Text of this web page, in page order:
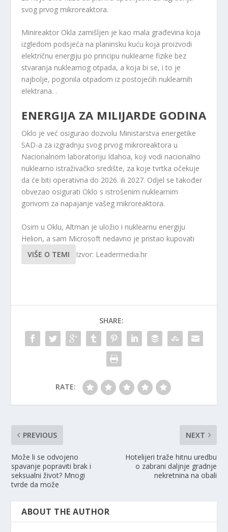
svog prvog mikroreaktora.
Minireaktor Okla zamišljen je kao mala građevina koja
izgledom podsjeća na planinsku kuću koja proizvodi
električnu energiju po principu nuklearne fizike bez
stvaranja nuklearnog otpada, a koja bi se, i to je
najbolje, pogonila otpadom iz postojećih nuklearnih
elektrana. .
ENERGIJA ZA MILIJARDE GODINA
Oklo je već osigurao dozvolu Ministarstva energetike
SAD-a za izgradnju svog prvog mikroreaktora u
Nacionalnom laboratoriju Idahoa, koji vodi nacionalno
nuklearno istraživačko središte, za koje tvrtka očekuje
da će biti operativna do 2026. ili 2027. Odjel se također
obvezao osigurati Oklo s istrošenim nuklearnim
gorivom za napajanje vašeg mikroreaktora.
Osim u Oklu, Altman je uložio i nuklearnu energiju
Helion, a sam Microsoft nedavno je pristao kupovati
VIŠE O TEMI
Izvor: Leadermedia.hr
SHARE:
RATE:
PREVIOUS
Može li se odvojeno
spavanje popraviti brak i
seksualni život? Mnogi
tvrde da može
NEXT
Hotelijeri traže hitnu uredbu
o zabrani daljnje gradnje
nekretnina na obali
ABOUT THE AUTHOR